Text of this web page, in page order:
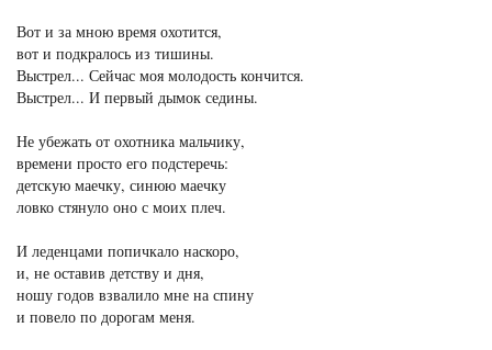
Вот и за мною время охотится,
вот и подкралось из тишины.
Выстрел... Сейчас моя молодость кончится.
Выстрел... И первый дымок седины.
Не убежать от охотника мальчику,
времени просто его подстеречь:
детскую маечку, синюю маечку
ловко стянуло оно с моих плеч.
И леденцами попичкало наскоро,
и, не оставив детству и дня,
ношу годов взвалило мне на спину
и повело по дорогам меня.